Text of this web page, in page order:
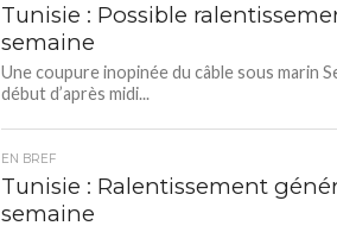
Tunisie : Possible
semaine
Une coupure inopinée du câble sous marin
début d’après midi...
EN BREF
Tunisie : Ralentissement
semaine